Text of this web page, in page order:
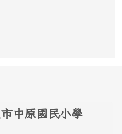
中原國民小學